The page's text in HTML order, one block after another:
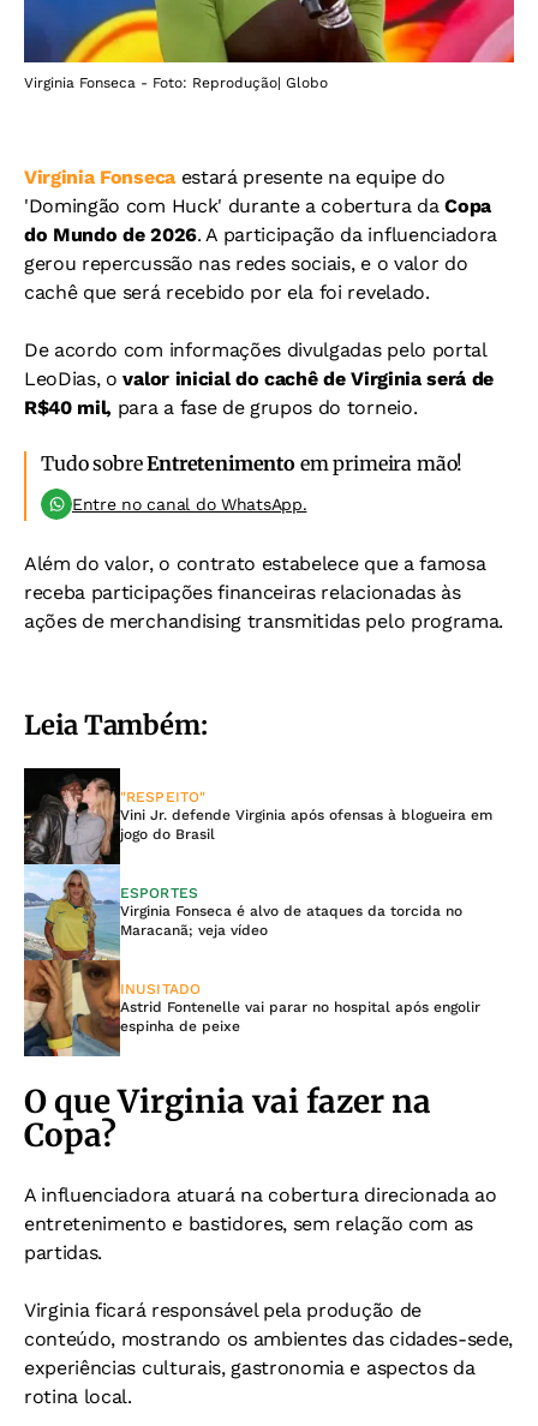
Virginia Fonseca - Foto: Reprodução| Globo
Virginia Fonsecaestará presente na equipe do
'Domingão com Huck' durante a cobertura daCopa
do Mundo de 2026. A participação da influenciadora
gerou repercussão nas redes sociais, e o valor do
cachê que será recebido por ela foi revelado.
De acordo com informações divulgadas pelo portal
LeoDias, o valor inicial do cachê de Virginia será de
R$40 mil, para a fase de grupos do torneio.
Tudo sobreEntretenimento em primeira mão!
Entre no canal do WhatsApp.
Além do valor, o contrato estabelece que a famosa
receba participações financeiras relacionadas às
ações de merchandising transmitidas pelo programa.
Leia Também:
"RESPEITO"
Vini Jr. defende Virginia após ofensas à blogueira em
jogo do Brasil
ESPORTES
Virginia Fonseca é alvo de ataques da torcida no
Maracanã; veja vídeo
INUSITADO
Astrid Fontenelle vai parar no hospital após engolir
espinha de peixe
O que Virginia vai fazer na
Copa?
A influenciadora atuará na cobertura direcionada ao
entretenimento e bastidores, sem relação com as
partidas.
Virginia ficará responsável pela produção de
conteúdo, mostrando os ambientes das cidades-sede,
experiências culturais, gastronomia e aspectos da
rotina local.